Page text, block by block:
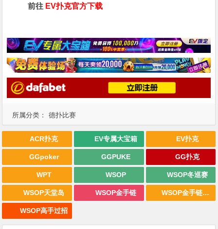
所属分类： 德扑比赛
前往 EV扑克官方下载
ACR扑克 EV专属大宝箱 EV扑克
GGpoker GGPUKE GG扑克
WPT WSOP WSOP冬巡赛
WSOP天堂岛 WSOP金手链 WSOP金手链战报
WSOP高手过招